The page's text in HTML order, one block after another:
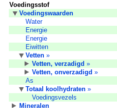
Voedingsstof
Voedingswaarden
Water
Energie
Energie
Eiwitten
Vetten »
Vetten, verzadigd »
Vetten, onverzadigd »
As
Totaal koolhydraten »
Voedingsvezels
Mineralen